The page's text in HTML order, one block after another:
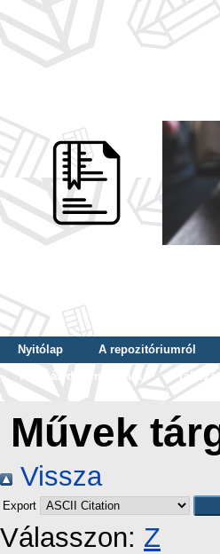
Nyitólap A repozitóriumról
Tallózás dátum szerint
Művek
Vissza
Export
Válasszon: Z